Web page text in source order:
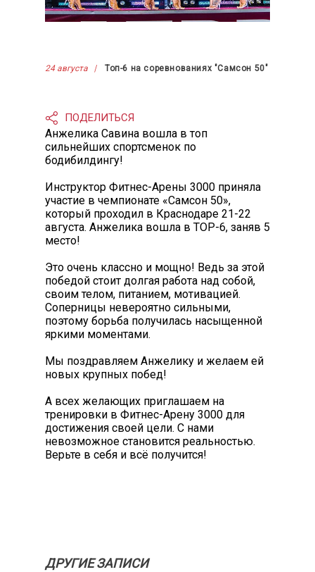
24 августа Топ-6 на соревнованиях "Самсон 50"
ПОДЕЛИТЬСЯ
Анжелика Савина вошла в топ
сильнейших спортсменок по
бодибилдингу!
Инструктор Фитнес-Арены 3000 приняла
участие в чемпионате «Самсон 50»,
который проходил в Краснодаре 21-22
августа. Анжелика вошла в TOP-6, заняв 5
место!
Это очень классно и мощно! Ведь за этой
победой стоит долгая работа над собой,
своим телом, питанием, мотивацией.
Соперницы невероятно сильными,
поэтому борьба получилась насыщенной
яркими моментами.
Мы поздравляем Анжелику и желаем ей
новых крупных побед!
А всех желающих приглашаем на
тренировки в Фитнес-Арену 3000 для
достижения своей цели. С нами
невозможное становится реальностью.
Верьте в себя и всё получится!
ДРУГИЕ ЗАПИСИ